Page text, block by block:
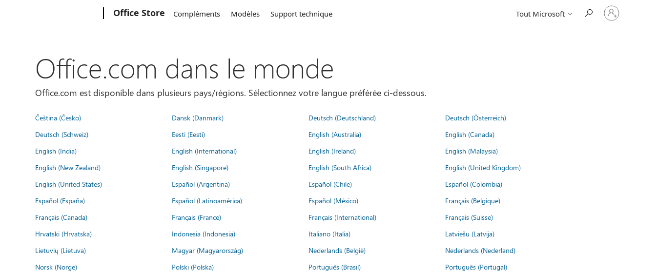
Office Store Compléments Modèles Support technique Tout Microsoft
Connectez-
vous
Office.com dans le monde
Office.com est disponible dans plusieurs pays/régions. Sélectionnez votre langue préférée ci-dessous.
Čeština (Česko) Dansk (Danmark) Deutsch (Deutschland)
Deutsch (Österreich)
Deutsch (Schweiz)
Eesti (Eesti) English (Australia)
English (Canada)
English (India)
English (International) English (Ireland)
English (Malaysia)
English (New Zealand)
English (Singapore) English (South Africa)
English (United Kingdom)
English (United States)
Español (Argentina) Español (Chile)
Español (Colombia)
Español (España)
Español (Latinoamérica) Español (México)
Français (Belgique)
Français (Canada)
Français (France) Français (International)
Français (Suisse)
Hrvatski (Hrvatska)
Indonesia (Indonesia) Italiano (Italia)
Latviešu (Latvija)
Lietuvių (Lietuva)
Magyar (Magyarország) Nederlands (België)
Nederlands (Nederland)
Norsk (Norge)
Polski (Polska) Português (Brasil)
Português (Portugal)